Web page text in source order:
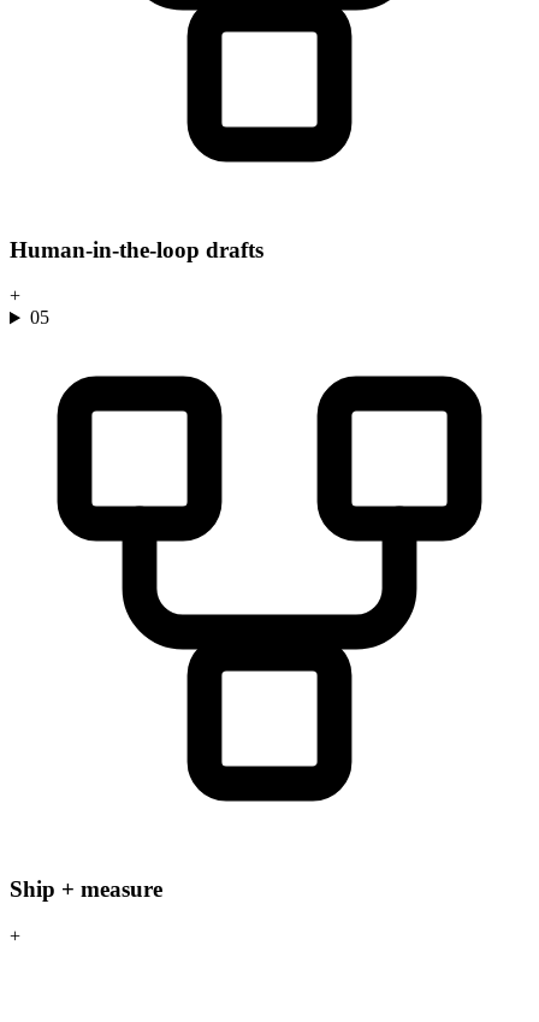
Human-in-the-loop drafts
+
05
Ship + measure
+